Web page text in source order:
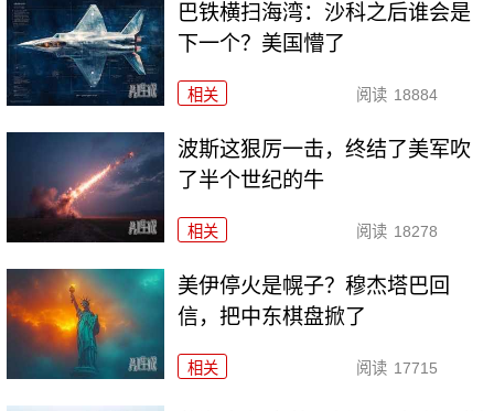
巴铁横扫海湾：沙科之后谁会是
下一个？美国懵了
相关 阅读 18884
波斯这狠厉一击，终结了美军吹
了半个世纪的牛
相关 阅读 18278
美伊停火是幌子？穆杰塔巴回
信，把中东棋盘掀了
相关 阅读 17715